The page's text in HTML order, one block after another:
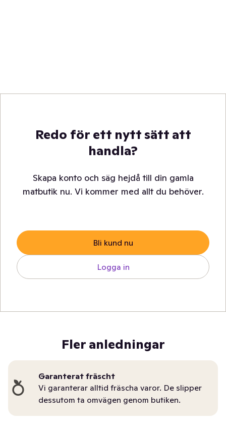
Redo för ett nytt sätt att
handla?
Skapa konto och säg hejdå till din gamla
matbutik nu. Vi kommer med allt du behöver.
Bli kund nu
Logga in
Fler anledningar
Garanterat fräscht
Vi garanterar alltid fräscha varor. De slipper
dessutom ta omvägen genom butiken.